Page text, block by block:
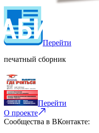
Перейти
печатный сборник
Перейти
О проекте
Сообщества в ВКонтакте: